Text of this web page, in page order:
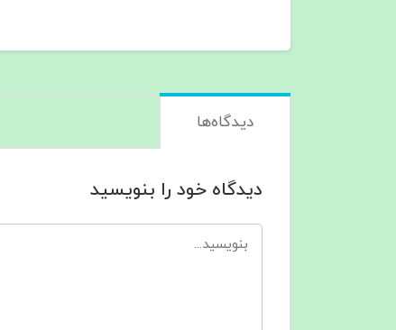
دیدگاه‌ها
دیدگاه خود را بنویسید